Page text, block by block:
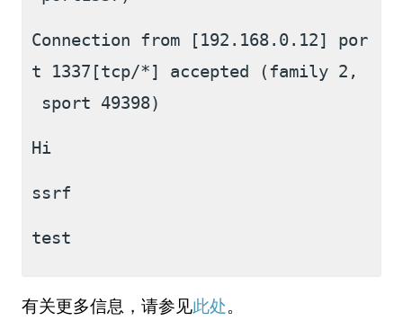
Connection from [192.168.0.12] por
t 1337[tcp/*] accepted (family 2,
sport 49398)
Hi
ssrf
test
有关更多信息，请参见此处。